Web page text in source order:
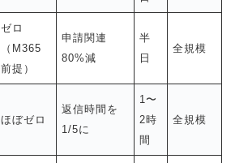
ゼロ
（M365
前提）
申請関連
80%減
半
日
全規模
ほぼゼロ
返信時間を
1/5に
1〜
2時
間
全規模